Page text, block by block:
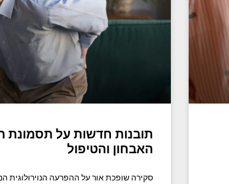
תובנות חדשות על תסמונת
האבחון והטיפול
סקירה שופכת אור על ההפרעה